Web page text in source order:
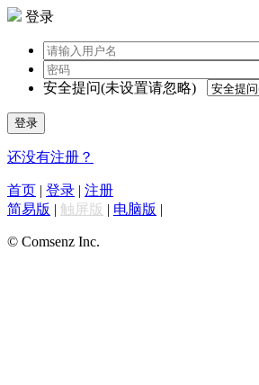
登录
安全提问(未设置请忽略)
登录
还没有注册？
首页 | 登录 | 注册
简易版 | 触屏版 | 电脑版 |
© Comsenz Inc.